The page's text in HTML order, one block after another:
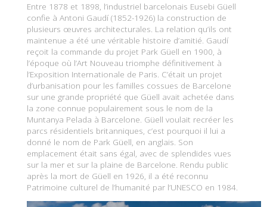
Entre 1878 et 1898, l’industriel barcelonais Eusebi Güell
confie à Antoni Gaudí (1852-1926) la construction de
plusieurs œuvres architecturales. La relation qu’ils ont
maintenue a été une véritable histoire d’amitié. Gaudí
reçoit la commande du projet Park Güell en 1900, à
l’époque où l’Art Nouveau triomphe définitivement à
l’Exposition Internationale de Paris. C’était un projet
d’urbanisation pour les familles cossues de Barcelone
sur une grande propriété que Güell avait achetée dans
la zone connue populairement sous le nom de la
Muntanya Pelada à Barcelone. Güell voulait recréer les
parcs résidentiels britanniques, c’est pourquoi il lui a
donné le nom de Park Güell, en anglais. Son
emplacement était sans égal, avec de splendides vues
sur la mer et sur la plaine de Barcelone. Rendu public
après la mort de Güell en 1926, il a été reconnu
Patrimoine culturel de l’humanité par l’UNESCO en 1984.